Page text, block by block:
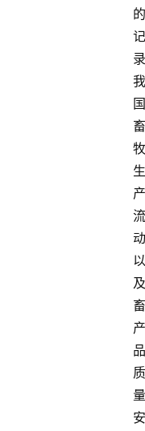
的
记
录
我
国
畜
牧
生
产
流
动
以
及
畜
产
品
质
量
安